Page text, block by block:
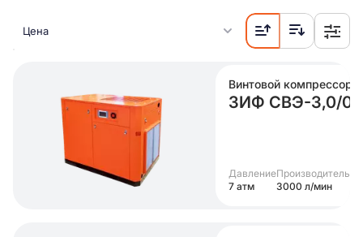
Цена
Винтовой компрессор
ЗИФ СВЭ-3,0/
Давление
7 атм
3000 л/мин